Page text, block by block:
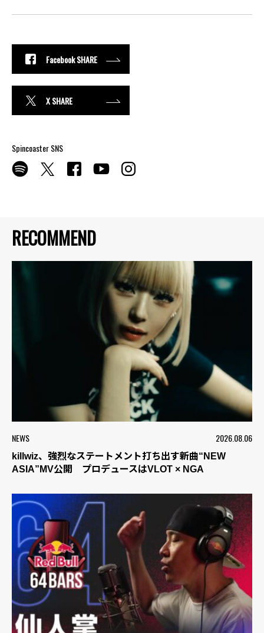
RECOMMEND
NEWS 2026.08.06
killwiz、強烈なステートメント打ち出す新曲“NEW
ASIA”MV公開 プロデュースはVLOT × NGA
Facebook SHARE
X SHARE
Spincoaster SNS